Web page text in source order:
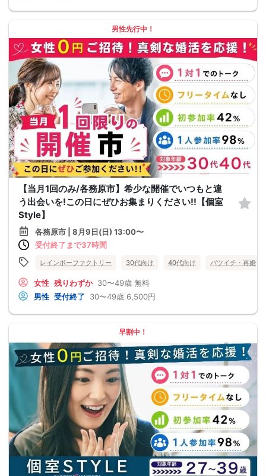
男性先行中！
【当月1回のみ/各務原市】希少な開催でいつもと違
う出会いを!この日にぜひお集まりください!!【個室
Style】
各務原市 | 8月9日(日) 13:00〜
受付終了まで37時間
レインボーファクトリー 30代向け 40代向け バツイチ・再婚
女性 残りわずか 30〜49歳 無料
男性 受付終了 30〜49歳 6,500円
早割中！